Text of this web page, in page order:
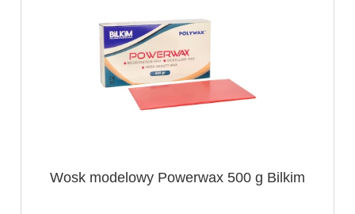
Wosk modelowy Powerwax 500 g Bilkim